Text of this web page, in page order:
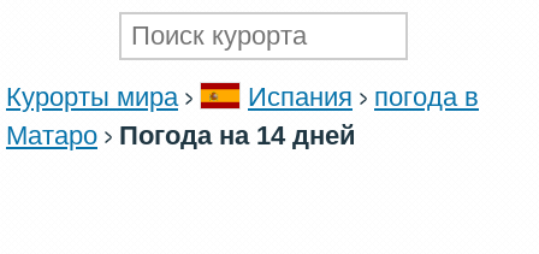
Курорты мира Испания
погода в
Матаро
Погода на 14 дней